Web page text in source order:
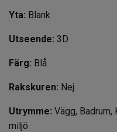
Yta: Blank
Utseende: 3D
Färg: Blå
Rakskuren: Nej
Utrymme: Vägg,
miljö